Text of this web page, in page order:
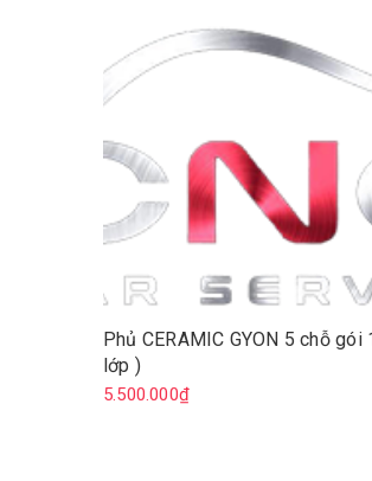
Phủ CERAMIC GYON 5 chỗ gói
lớp )
5.500.000₫